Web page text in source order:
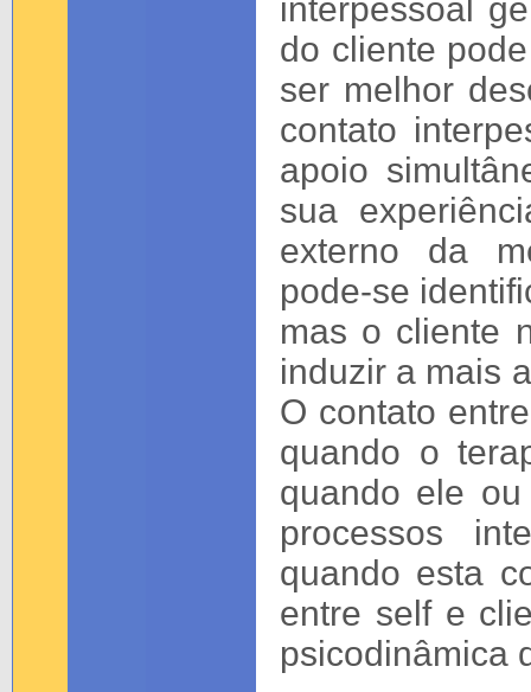
interpessoal
do cliente
ser melhor
contato
apoio
sua
externo da
pode-se
mas o cliente
induzir a mais
O contato
quando o
quando ele
processos
quando esta
entre self e
psicodinâmica